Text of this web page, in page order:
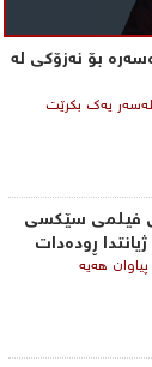
بۆ نەزۆکی لە
یەک بكرێت
فیلمی ‌سێكسی
ڕوده‌دات
هه‌یه‌